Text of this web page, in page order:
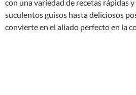
con una variedad de recetas rápidas
suculentos guisos hasta deliciosos
convierte en el aliado perfecto en la